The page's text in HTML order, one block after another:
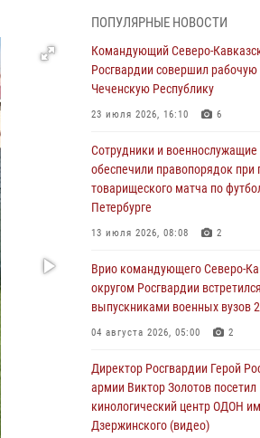
обезвредили снаряд времен
Отечественной войны
06 августа 2026, 11:15
Подвиги героев‑росгвардейцев
музея‑диорамы «Курская
Белгородское направление»
06 августа 2026, 10:30 3
Охрану общественного порядка
обеспечила Росгвардия (видео)
06 августа 2026, 10:13 1
Подозреваемые в незаконном
Дагестане при силовой
Росгвардии
06 августа 2026, 09:00
ПОПУЛЯРНЫЕ НОВОСТИ
Командующий Северо-
Росгвардии совершил рабочую
Чеченскую Республику
23 июля 2026, 16:10 6
Сотрудники и военнослужащие
обеспечили правопорядок при
товарищеского матча по
Петербурге
13 июля 2026, 08:08 2
Врио командующего Северо-
округом Росгвардии
выпускниками военных вузов
04 августа 2026, 05:00 2
Директор Росгвардии Герой
армии Виктор Золотов посетил
кинологический центр ОДОН
Дзержинского (видео)